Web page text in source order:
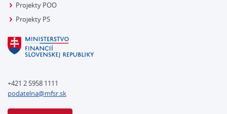
Projekty POO
Projekty PS
+421 2 5958 1111
podatelna@mfsr.sk